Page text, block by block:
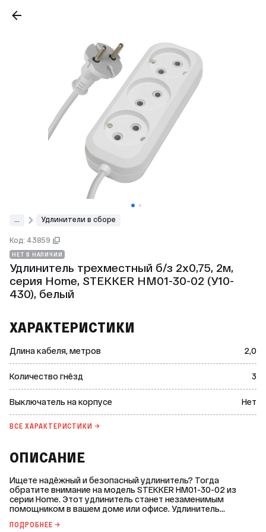
Удлинители в сборе
Код: 43859
НЕТ В НАЛИЧИИ
Удлинитель трехместный б/з 2x0,75, 2м,
серия Home, STEKKER HM01-30-02 (У10-
430), белый
ХАРАКТЕРИСТИКИ
Длина кабеля, метров 2,0
Количество гнёзд 3
Выключатель на корпусе Нет
ВСЕ ХАРАКТЕРИСТИКИ →
ОПИСАНИЕ
Ищете надёжный и безопасный удлинитель? Тогда
обратите внимание на модель STEKKER HM01-30-02 из
серии Home. Этот удлинитель станет незаменимым
помощником в вашем доме или офисе. Удлинитель
материалов. Он оснащён тремя гнёздами для подключения
ПОДРОБНЕЕ →